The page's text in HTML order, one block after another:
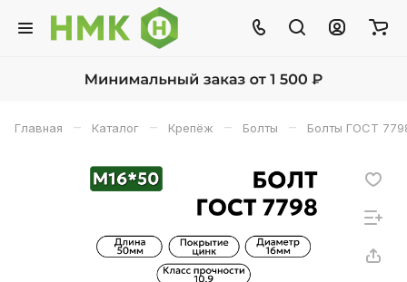
Главная – Каталог – Крепёж – Болты – Болты ГОСТ